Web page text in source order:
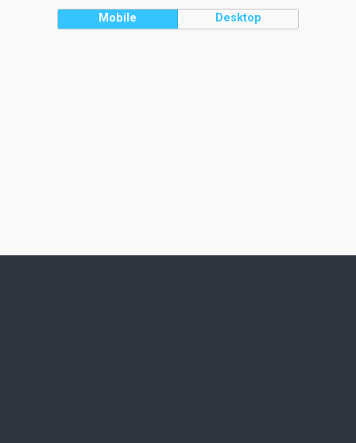
Mobile Desktop